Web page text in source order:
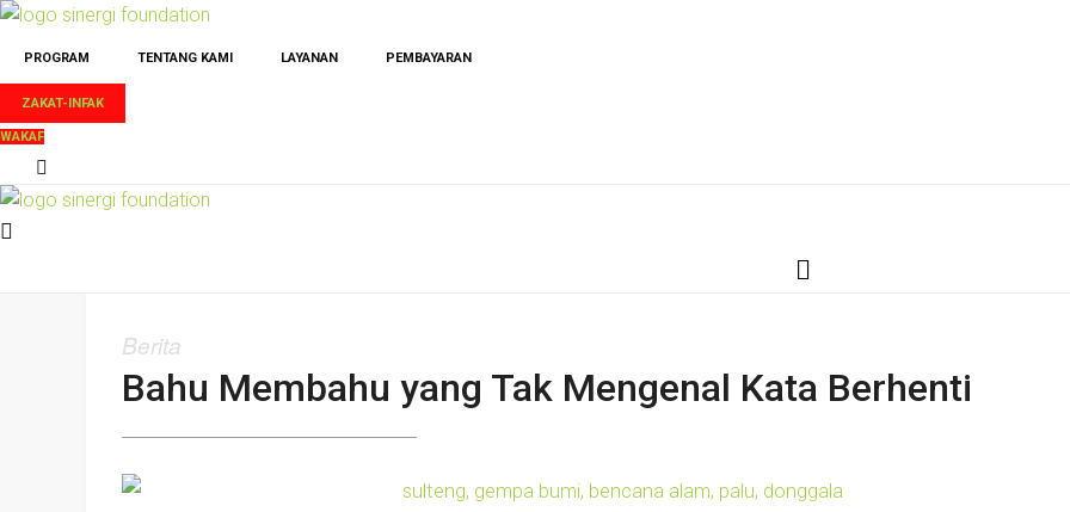
PROGRAM TENTANG KAMI LAYANAN PEMBAYARAN
ZAKAT-INFAK
WAKAF
Berita
Bahu Membahu yang Tak Mengenal Kata Berhenti